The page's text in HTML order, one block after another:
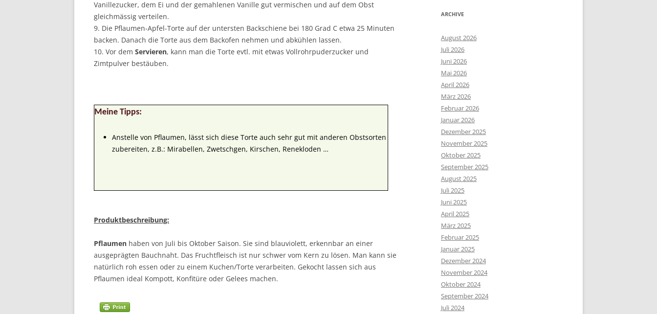
Vanillezucker, dem Ei und der gemahlenen Vanille gut vermischen und auf dem Obst
gleichmässig verteilen.
9. Die Pflaumen-Apfel-Torte auf der untersten Backschiene bei 180 Grad C etwa 25 Minuten
backen. Danach die Torte aus dem Backofen nehmen und abkühlen lassen.
10. Vor dem Servieren, kann man die Torte evtl. mit etwas Vollrohrpuderzucker und
Zimtpulver bestäuben.
Meine Tipps:
Anstelle von Pflaumen, lässt sich diese Torte auch sehr gut mit anderen Obstsorten
zubereiten, z.B.: Mirabellen, Zwetschgen, Kirschen, Renekloden …
Produktbeschreibung:
Pflaumen haben von Juli bis Oktober Saison. Sie sind blauviolett, erkennbar an einer
ausgeprägten Bauchnaht. Das Fruchtfleisch ist nur schwer vom Kern zu lösen. Man kann sie
natürlich roh essen oder zu einem Kuchen/Torte verarbeiten. Gekocht lassen sich aus
Pflaumen ideal Kompott, Konfitüre oder Gelees machen.
ARCHIVE
August 2026
Juli 2026
Juni 2026
Mai 2026
April 2026
März 2026
Februar 2026
Januar 2026
Dezember 2025
November 2025
Oktober 2025
September 2025
August 2025
Juli 2025
Juni 2025
April 2025
März 2025
Februar 2025
Januar 2025
Dezember 2024
November 2024
Oktober 2024
September 2024
Juli 2024